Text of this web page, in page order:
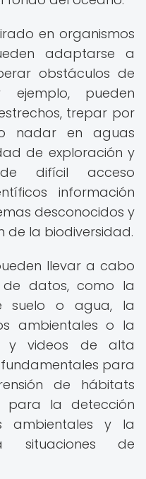
en organismos
adaptarse a
obstáculos de
ejemplo, pueden
trepar por
o nadar en aguas
de exploración y
difícil acceso
información
desconocidos y
de la biodiversidad.
llevar a cabo
datos, como la
suelo o agua, la
ambientales o la
y videos de alta
para
de hábitats
para la detección
ambientales y la
situaciones de